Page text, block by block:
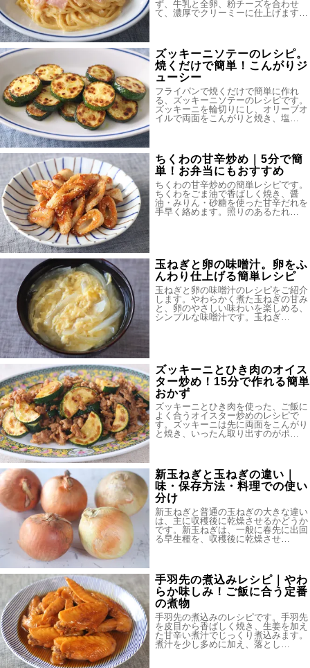
ず、牛乳と全卵、粉チーズを合わせ
て、濃厚でクリーミーに仕上げます…
ズッキーニソテーのレシピ。
焼くだけで簡単！こんがりジ
ューシー
フライパンで焼くだけで簡単に作れ
る、ズッキーニソテーのレシピです。
ズッキーニを輪切りにし、オリーブオ
イルで両面をこんがりと焼き、塩…
ちくわの甘辛炒め｜5分で簡
単！お弁当にもおすすめ
ちくわの甘辛炒めの簡単レシピです。
ちくわをごま油で香ばしく焼き、醤
油・みりん・砂糖を使った甘辛だれを
手早く絡めます。照りのあるたれ…
玉ねぎと卵の味噌汁。卵をふ
んわり仕上げる簡単レシピ
玉ねぎと卵の味噌汁のレシピをご紹介
します。やわらかく煮た玉ねぎの甘み
と、卵のやさしい味わいを楽しめる、
シンプルな味噌汁です。玉ねぎ…
ズッキーニとひき肉のオイス
ター炒め！15分で作れる簡単
おかず
ズッキーニとひき肉を使った、ご飯に
よく合うオイスター炒めのレシピで
す。ズッキーニは先に両面をこんがり
と焼き、いったん取り出すのがポ…
新玉ねぎと玉ねぎの違い｜
味・保存方法・料理での使い
分け
新玉ねぎと普通の玉ねぎの大きな違い
は、主に収穫後に乾燥させるかどうか
です。新玉ねぎは、一般に春先に出回
る早生種を、収穫後に乾燥させ…
手羽先の煮込みレシピ｜やわ
らか味しみ！ご飯に合う定番
の煮物
手羽先の煮込みのレシピです。手羽先
を皮目から香ばしく焼き、生姜を加え
た甘辛い煮汁でじっくり煮込みます。
煮汁を少し多めに加え、落とし…